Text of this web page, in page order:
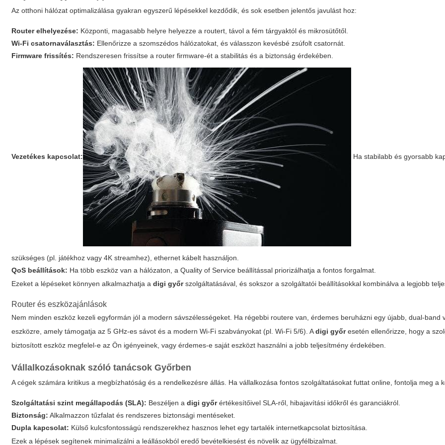
Az otthoni hálózat optimalizálása gyakran egyszerű lépésekkel kezdődik, és sok esetben jelentős javulást hoz:
Router elhelyezése: Központi, magasabb helyre helyezze a routert, távol a fém tárgyaktól és mikrosütőtől.
Wi‑Fi csatornaválasztás: Ellenőrizze a szomszédos hálózatokat, és válasszon kevésbé zsúfolt csatornát.
Firmware frissítés: Rendszeresen frissítse a router firmware-ét a stabilitás és a biztonság érdekében.
Vezetékes kapcsolat: Ha stabilabb és gyorsabb
szükséges (pl. játékhoz vagy 4K streamhez), ethernet kábelt használjon.
QoS beállítások: Ha több eszköz van a hálózaton, a Quality of Service beállítással priorizálhatja a fontos forgalmat.
Ezeket a lépéseket könnyen alkalmazhatja adigi győrszolgáltatásával, és sokszor a szolgáltatói beállításokkal kombinálva a legjobb
Router és eszközajánlások
Nem minden eszköz kezeli egyformán jól a modern sávszélességeket. Ha régebbi routere van, érdemes beruházni egy újabb, dual-band
eszközre, amely támogatja az 5 GHz-es sávot és a modern Wi-Fi szabványokat (pl. Wi‑Fi 5/6). Adigi győresetén ellenőrizze, hogy a
biztosított eszköz megfelel-e az Ön igényeinek, vagy érdemes-e saját eszközt használni a jobb teljesítmény érdekében.
Vállalkozásoknak szóló tanácsok Győrben
A cégek számára kritikus a megbízhatóság és a rendelkezésre állás. Ha vállalkozása fontos szolgáltatásokat futtat online, fontolja meg a
Szolgáltatási szint megállapodás (SLA): Beszéljen adigi győrértékesítőivel SLA-ről, hibajavítási időkről és garanciákról.
Biztonság: Alkalmazzon tűzfalat és rendszeres biztonsági mentéseket.
Dupla kapcsolat: Külső kulcsfontosságú rendszerekhez hasznos lehet egy tartalék internetkapcsolat biztosítása.
Ezek a lépések segítenek minimalizálni a leállásokból eredő bevételkiesést és növelik az ügyfélbizalmat.